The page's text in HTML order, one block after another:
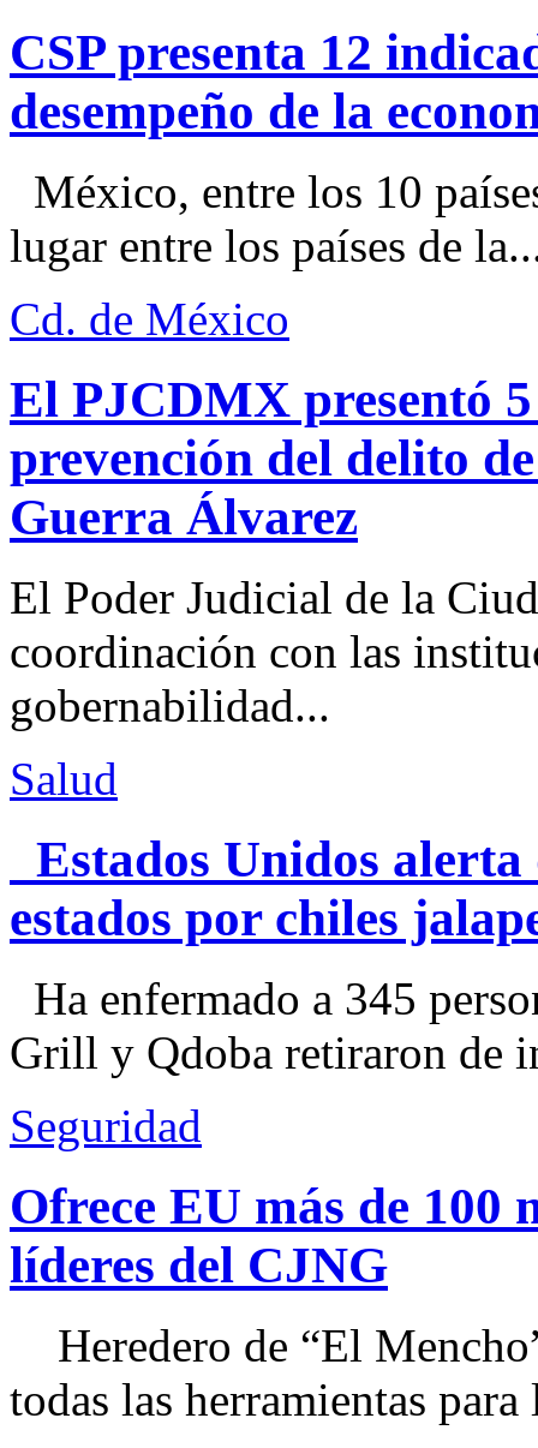
CSP presenta 12
desempeño de la
México, entre los 10
lugar entre los países de
Cd. de México
El PJCDMX presentó
prevención del delito
Guerra Álvarez
El Poder Judicial de la
coordinación con las
gobernabilidad...
Salud
Estados Unidos alerta
estados por chiles
Ha enfermado a 345
Grill y Qdoba retiraron de
Seguridad
Ofrece EU más de 100
líderes del CJNG
Heredero de “El
todas las herramientas